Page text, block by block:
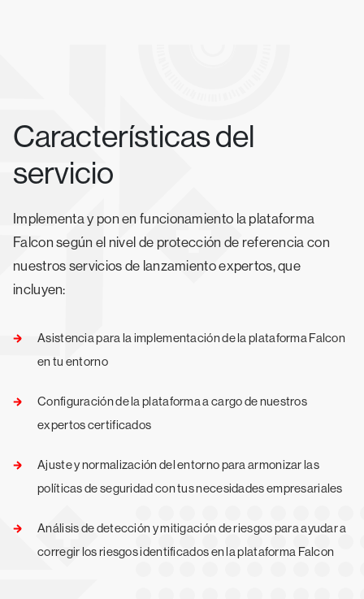
Características del
servicio
Implementa y pon en funcionamiento la plataforma
Falcon según el nivel de protección de referencia con
nuestros servicios de lanzamiento expertos, que
incluyen:
Asistencia para la implementación de la plataforma Falcon
en tu entorno
Configuración de la plataforma a cargo de nuestros
expertos certificados
Ajuste y normalización del entorno para armonizar las
políticas de seguridad con tus necesidades empresariales
Análisis de detección y mitigación de riesgos para ayudar a
corregir los riesgos identificados en la plataforma Falcon